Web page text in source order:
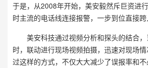
于是，从2008年开始，美安毅然斥巨资进
时主流的电话线连接报警，一步到位直接跨
美安科技通过视频分析和探头的结合
时，联动进行现场视频拍摄，迅速对现场
过这样的方式，不仅大大减少了误报率和